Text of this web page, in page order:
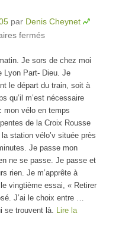
par Denis Cheynet
fermés
n’en avez pas
besoin
Je sors de chez moi
Lyon Part- Dieu. Je
le départ du train, soit à
qu’il m’est nécessaire
mon vélo en temps
de la Croix Rousse
station vélo’v située près
Je passe mon
ne se passe. Je passe et
rien. Je m’apprête à
vingtième essai, « Retirer
J’ai le choix entre …
se trouvent là. Lire la